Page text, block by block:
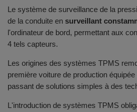
Le système de surveillance de la
de la conduite en surveillant
l'ordinateur de bord, permettant aux
4 tels capteurs.
Les origines des systèmes TPMS
première voiture de production
passant de solutions simples à des
L'introduction de systèmes TPMS